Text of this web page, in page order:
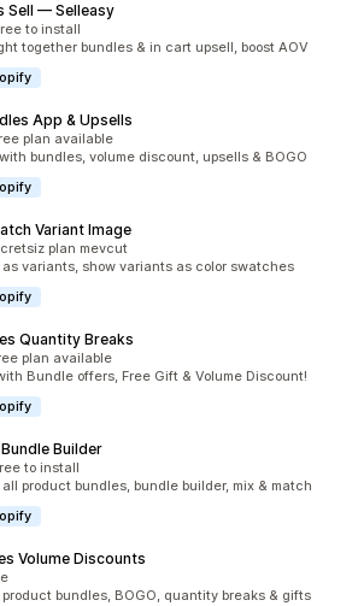
Sell — Selleasy
to install
together bundles & in cart upsell, boost AOV
App & Upsells
plan available
bundles, volume discount, upsells & BOGO
Variant Image
plan mevcut
as variants, show variants as color swatches
Quantity Breaks
plan available
Bundle offers, Free Gift & Volume Discount!
Builder
to install
product bundles, bundle builder, mix & match
Volume Discounts
bundles, BOGO, quantity breaks & gifts